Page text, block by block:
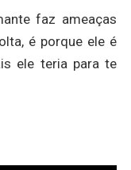
faz ameaças
é porque ele é
ele teria para te